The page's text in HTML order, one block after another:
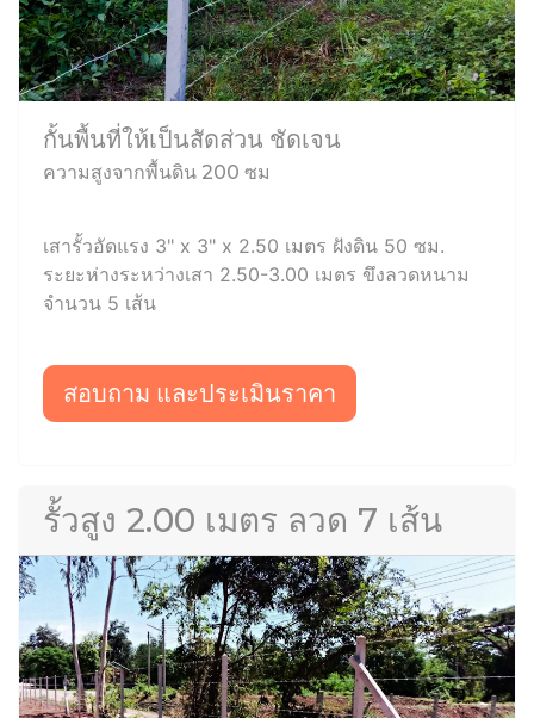
กั้นพื้นที่ให้เป็นสัดส่วน ชัดเจน
ความสูงจากพื้นดิน 200 ซม
เสารั้วอัดแรง 3" x 3" x 2.50 เมตร ฝังดิน 50 ซม.
ระยะห่างระหว่างเสา 2.50-3.00 เมตร ขึงลวดหนาม
จำนวน 5 เส้น
สอบถาม และประเมินราคา
รั้วสูง 2.00 เมตร ลวด 7 เส้น